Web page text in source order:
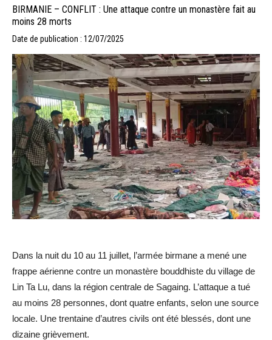
BIRMANIE – CONFLIT : Une attaque contre un monastère fait au
moins 28 morts
Date de publication : 12/07/2025
Dans la nuit du 10 au 11 juillet, l’armée birmane a mené une
frappe aérienne contre un monastère bouddhiste du village de
Lin Ta Lu, dans la région centrale de Sagaing. L’attaque a tué
au moins 28 personnes, dont quatre enfants, selon une source
locale. Une trentaine d’autres civils ont été blessés, dont une
dizaine grièvement.